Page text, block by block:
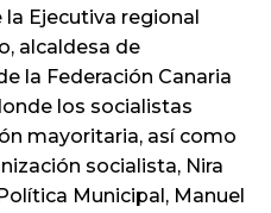
Ejecutiva regional
alcaldesa de
la Federación Canaria
los socialistas
mayoritaria, así como
socialista, Nira
Municipal, Manuel